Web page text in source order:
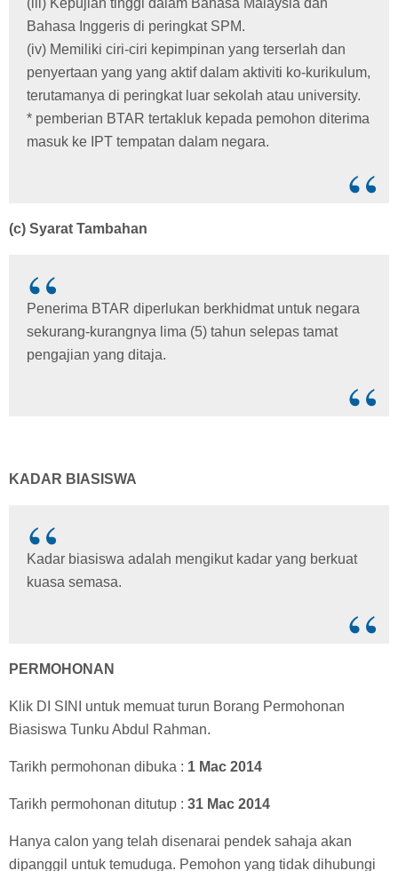
(iii) Kepujian tinggi dalam Bahasa Malaysia dan
Bahasa Inggeris di peringkat SPM.
(iv) Memiliki ciri-ciri kepimpinan yang terserlah dan
penyertaan yang yang aktif dalam aktiviti ko-kurikulum,
terutamanya di peringkat luar sekolah atau university.
* pemberian BTAR tertakluk kepada pemohon diterima
masuk ke IPT tempatan dalam negara.
(c) Syarat Tambahan
Penerima BTAR diperlukan berkhidmat untuk negara
sekurang-kurangnya lima (5) tahun selepas tamat
pengajian yang ditaja.
KADAR BIASISWA
Kadar biasiswa adalah mengikut kadar yang berkuat
kuasa semasa.
PERMOHONAN
Klik DI SINI untuk memuat turun Borang Permohonan
Biasiswa Tunku Abdul Rahman.
Tarikh permohonan dibuka : 1 Mac 2014
Tarikh permohonan ditutup : 31 Mac 2014
Hanya calon yang telah disenarai pendek sahaja akan
dipanggil untuk temuduga. Pemohon yang tidak dihubungi